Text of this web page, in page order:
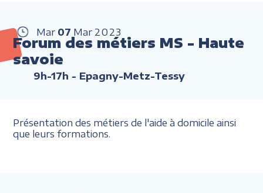
Mar 07 Mar 2023
Forum des métiers MS - Haute
savoie
9h-17h - Epagny-Metz-Tessy
Présentation des métiers de l'aide à domicile ainsi
que leurs formations.